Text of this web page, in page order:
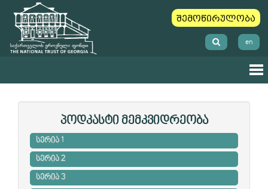
შემოწირულობა
en
პოდკასტი მემკვიდრეობა
სერია 1
სერია 2
სერია 3